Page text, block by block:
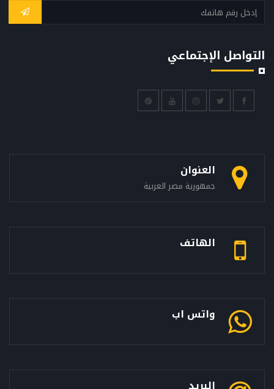
التواصل الإجتماعي
العنوان
جمهورية مصر العربية
الهاتف
واتس اب